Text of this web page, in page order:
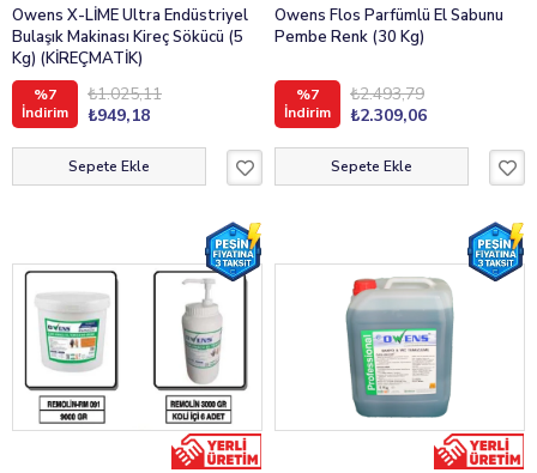
Owens X-LİME Ultra Endüstriyel
Bulaşık Makinası Kireç Sökücü (5
Kg) (KİREÇMATİK)
%7
İndirim
₺949,18
₺1.025,11
Sepete Ekle
Owens Flos Parfümlü El Sabunu
Pembe Renk (30 Kg)
%7
İndirim
₺2.309,06
₺2.493,79
Sepete Ekle